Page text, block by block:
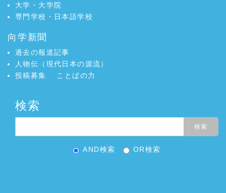
大学・大学院
専門学校・日本語学校
向学新聞
過去の報道記事
人物伝（現代日本の源流）
投稿募集
ことばの力
検索
AND検索 OR検索